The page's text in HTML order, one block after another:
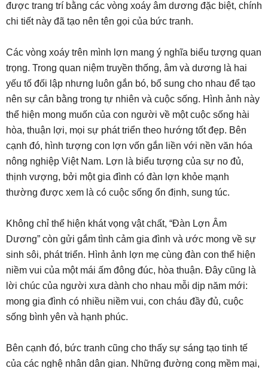
được trang trí bằng các vòng xoáy âm dương đặc biệt, chính
chi tiết này đã tạo nên tên gọi của bức tranh.
Các vòng xoáy trên mình lợn mang ý nghĩa biểu tượng quan
trọng. Trong quan niệm truyền thống, âm và dương là hai
yếu tố đối lập nhưng luôn gắn bó, bổ sung cho nhau để tạo
nên sự cân bằng trong tự nhiên và cuộc sống. Hình ảnh này
thể hiện mong muốn của con người về một cuộc sống hài
hòa, thuận lợi, mọi sự phát triển theo hướng tốt đẹp. Bên
cạnh đó, hình tượng con lợn vốn gắn liền với nền văn hóa
nông nghiệp Việt Nam. Lợn là biểu tượng của sự no đủ,
thịnh vượng, bởi một gia đình có đàn lợn khỏe mạnh
thường được xem là có cuộc sống ổn định, sung túc.
Không chỉ thể hiện khát vọng vật chất, “Đàn Lợn Âm
Dương” còn gửi gắm tình cảm gia đình và ước mong về sự
sinh sôi, phát triển. Hình ảnh lợn mẹ cùng đàn con thể hiện
niềm vui của một mái ấm đông đúc, hòa thuận. Đây cũng là
lời chúc của người xưa dành cho nhau mỗi dịp năm mới:
mong gia đình có nhiều niềm vui, con cháu đầy đủ, cuộc
sống bình yên và hạnh phúc.
Bên cạnh đó, bức tranh cũng cho thấy sự sáng tạo tinh tế
của các nghệ nhân dân gian. Những đường cong mềm mại,